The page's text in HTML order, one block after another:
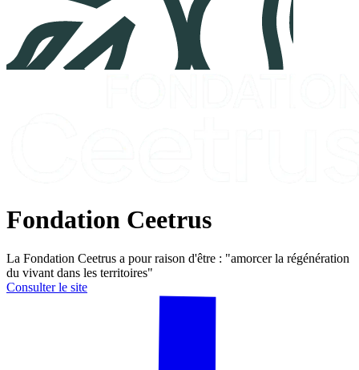
Fondation Ceetrus
La Fondation Ceetrus a pour raison d'être : "amorcer la régénération
du vivant dans les territoires"
Consulter le site